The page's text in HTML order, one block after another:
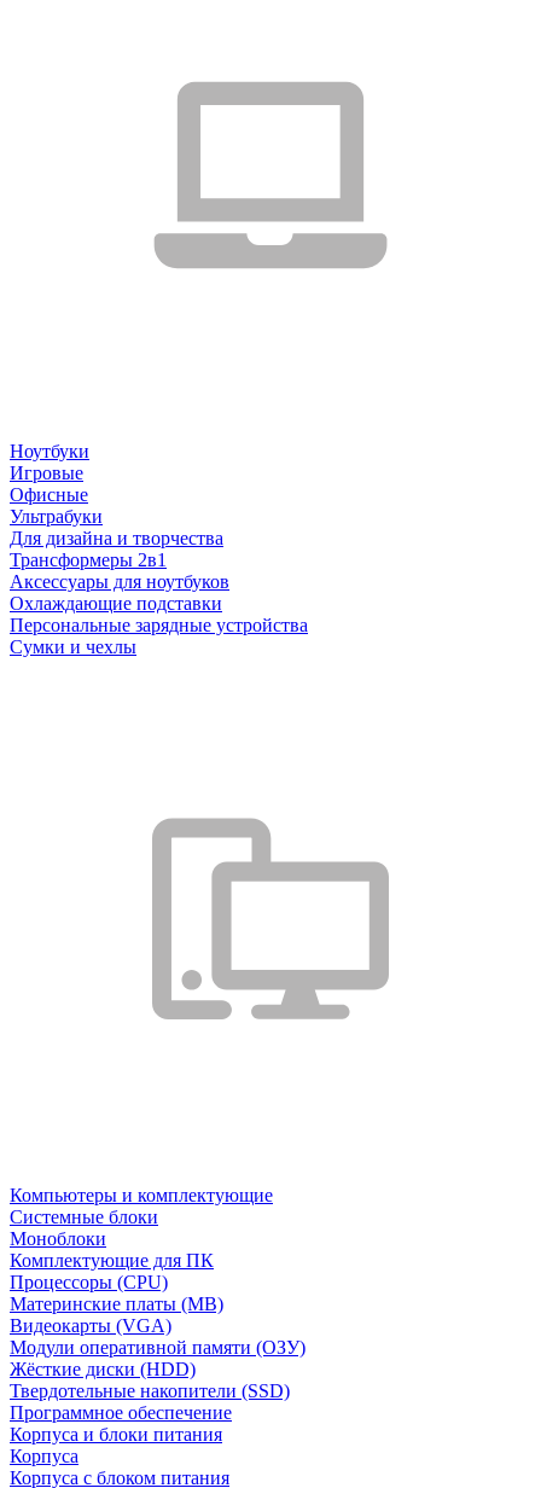
Ноутбуки
Игровые
Офисные
Ультрабуки
Для дизайна и творчества
Трансформеры 2в1
Аксессуары для ноутбуков
Охлаждающие подставки
Персональные зарядные устройства
Сумки и чехлы
Компьютеры и комплектующие
Системные блоки
Моноблоки
Комплектующие для ПК
Процессоры (CPU)
Материнские платы (MB)
Видеокарты (VGA)
Модули оперативной памяти (ОЗУ)
Жёсткие диски (HDD)
Твердотельные накопители (SSD)
Программное обеспечение
Корпуса и блоки питания
Корпуса
Корпуса с блоком питания